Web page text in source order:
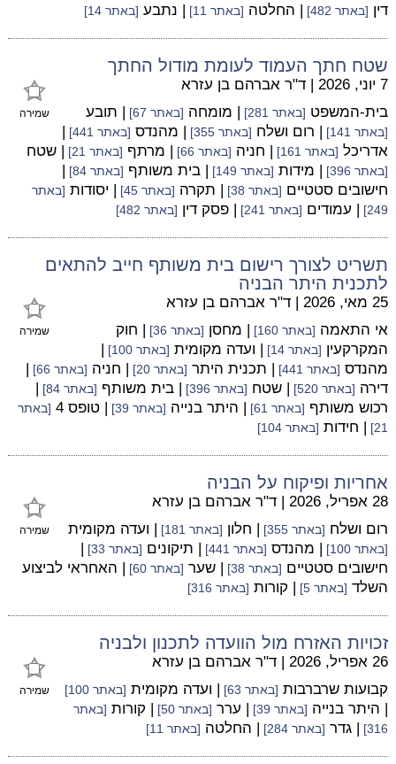
דין [באתר 482] | החלטה [באתר 11] | נתבע [באתר 14]
שטח חתך העמוד לעומת מודול החתך
שמירה
7 יוני, 2026 | ד"ר אברהם בן עזרא
בית-המשפט [באתר 281] | מומחה [באתר 67] | תובע
[באתר 141] | רום ושלח [באתר 355] | מהנדס [באתר 441]
|
אדריכל [באתר 161] | חניה [באתר 66] | מרתף [באתר 21] | שטח
[באתר 396] | מידות [באתר 149] | בית משותף [באתר 84]
|
חישובים סטטיים [באתר 38] | תקרה [באתר 45] | יסודות [באתר
249]
| עמודים [באתר 241] | פסק דין [באתר 482]
תשריט לצורך רישום בית משותף חייב להתאים
לתכנית היתר הבניה
שמירה
25 מאי, 2026 | ד"ר אברהם בן עזרא
אי התאמה [באתר 160] | מחסן [באתר 36]
| חוק
המקרקעין [באתר 14] | ועדה מקומית [באתר 100]
|
מהנדס [באתר 441] | תכנית היתר [באתר 20] | חניה [באתר 66]
|
דירה [באתר 520] | שטח [באתר 396] | בית משותף [באתר 84]
|
רכוש משותף [באתר 61] | היתר בנייה [באתר 39] | טופס 4
[באתר
21]
| חידות [באתר 104]
אחריות ופיקוח על הבניה
שמירה
28 אפריל, 2026 | ד"ר אברהם בן עזרא
רום ושלח [באתר 355] | חלון [באתר 181] | ועדה מקומית
[באתר 100] | מהנדס [באתר 441] | תיקונים [באתר 33]
|
חישובים סטטיים [באתר 38] | שער [באתר 60]
| האחראי לביצוע
השלד [באתר 5] | קורות [באתר 316]
זכויות האזרח מול הוועדה לתכנון ולבניה
שמירה
26 אפריל, 2026 | ד"ר אברהם בן עזרא
קבועות שרברבות [באתר 63] | ועדה מקומית [באתר 100]
| היתר בנייה [באתר 39] | ערר [באתר 50] | קורות [באתר
316]
| גדר [באתר 284] | החלטה [באתר 11]